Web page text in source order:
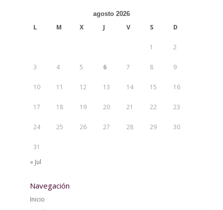
agosto 2026
L M X J V S D
1 2
3 4 5 6 7 8 9
10 11 12 13 14 15 16
17 18 19 20 21 22 23
24 25 26 27 28 29 30
31
« Jul
Navegación
Inicio